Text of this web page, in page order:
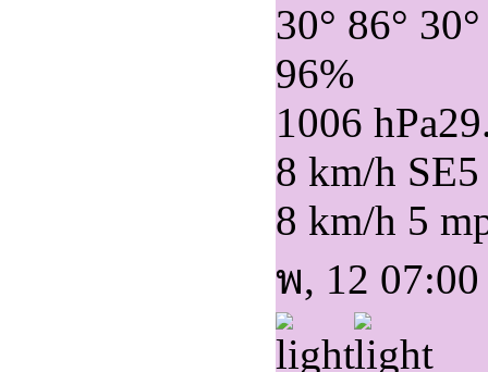
30° 86° 30°
96%
1006 hPa
8 km/h SE
8 km/h 5
พ, 12 07:00